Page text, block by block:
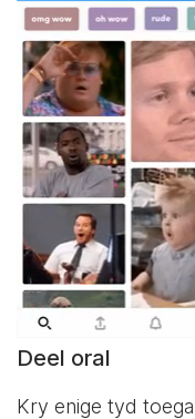
Deel oral
Kry enige tyd